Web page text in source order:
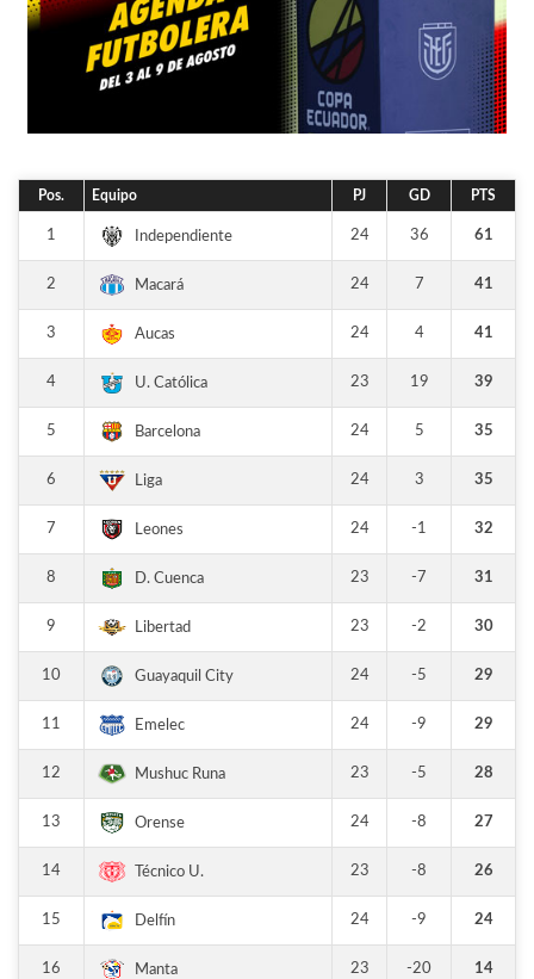
Pos. Equipo PJ GD PTS
1 Independiente 24 36 61
2 Macará 24 7 41
3 Aucas 24 4 41
4 U. Católica 23 19 39
5 Barcelona 24 5 35
6 Liga 24 3 35
7 Leones 24 -1 32
8 D. Cuenca 23 -7 31
9 Libertad 23 -2 30
10 Guayaquil City 24 -5 29
11 Emelec 24 -9 29
12 Mushuc Runa 23 -5 28
13 Orense 24 -8 27
14 Técnico U. 23 -8 26
15 Delfín 24 -9 24
16 Manta 23 -20 14